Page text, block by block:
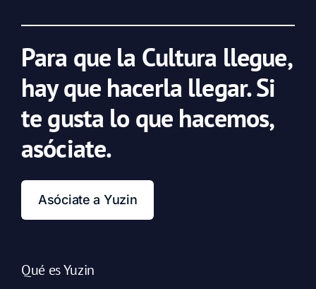
Para que la Cultura llegue,
hay que hacerla llegar. Si
te gusta lo que hacemos,
asóciate.
Asóciate a Yuzin
Qué es Yuzin